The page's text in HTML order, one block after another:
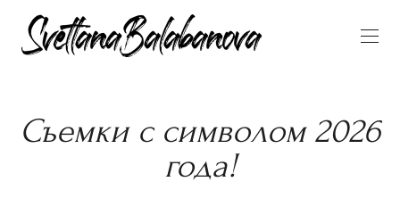
Съемки с символом 2026
года!